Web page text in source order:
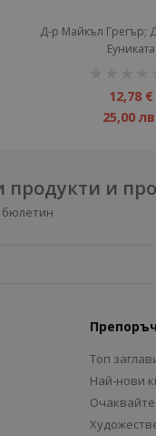
Д-р Майкъл Грегър;
Еуниката
12,78 €
25,00
продукти и
Топ
Най-нови
Очаквайте